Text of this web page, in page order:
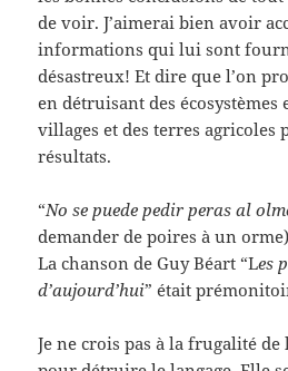
de voir. J’aimerai bien avoir
informations qui lui sont
désastreux! Et dire que l’on
en détruisant des écosystèmes
villages et des terres agricoles
résultats.
“No se puede pedir peras al
demander de poires à un
La chanson de Guy Béart “Les
d’aujourd’hui” était
Je ne crois pas à la frugalité